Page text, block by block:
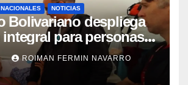
NACIONALES NOTICIAS
Bolivariano despliega
para personas
en
de La Guaira
ROIMAN FERMIN NAVARRO